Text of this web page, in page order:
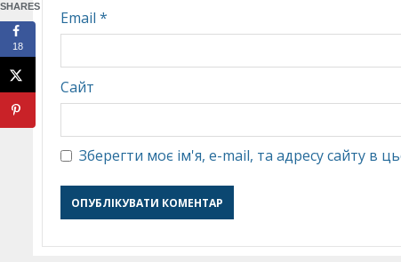
Email *
Сайт
Зберегти моє ім'я, e-mail, та адресу сайту в
SHARES
18